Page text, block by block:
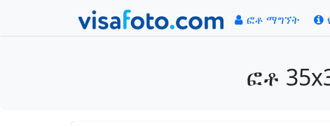
ፎቶ ማግኘት
ፎቶ